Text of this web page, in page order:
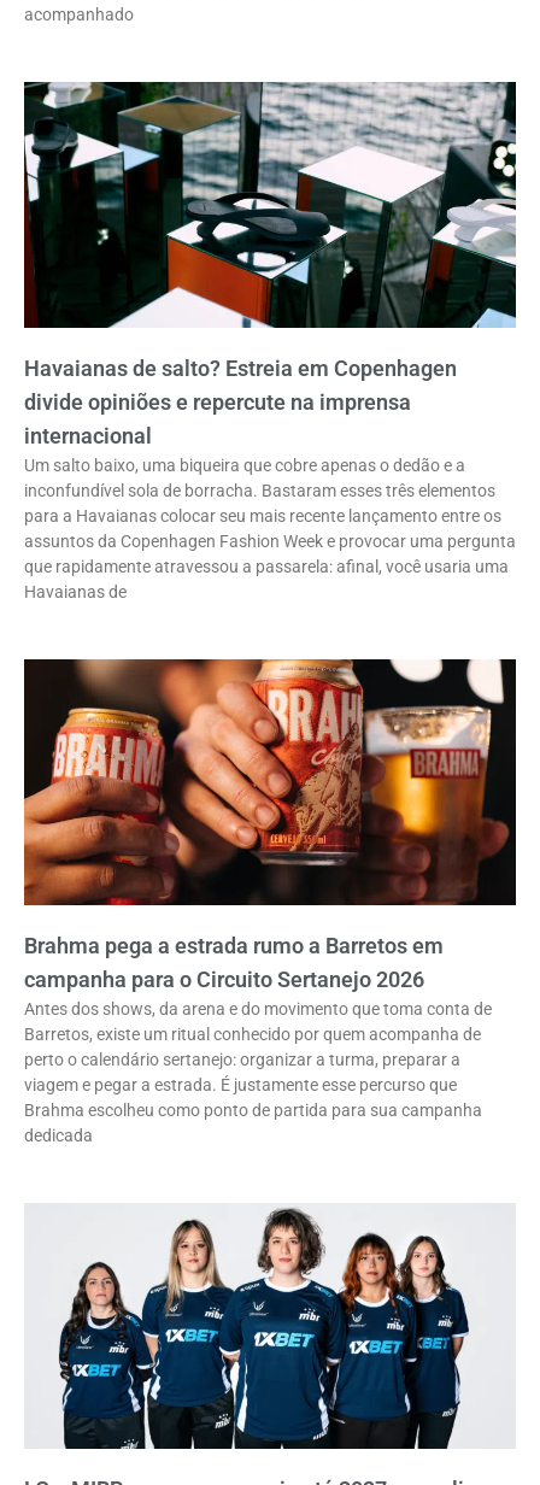
acompanhado
Havaianas de salto? Estreia em Copenhagen
divide opiniões e repercute na imprensa
internacional
Um salto baixo, uma biqueira que cobre apenas o dedão e a
inconfundível sola de borracha. Bastaram esses três elementos
para a Havaianas colocar seu mais recente lançamento entre os
assuntos da Copenhagen Fashion Week e provocar uma pergunta
que rapidamente atravessou a passarela: afinal, você usaria uma
Havaianas de
Brahma pega a estrada rumo a Barretos em
campanha para o Circuito Sertanejo 2026
Antes dos shows, da arena e do movimento que toma conta de
Barretos, existe um ritual conhecido por quem acompanha de
perto o calendário sertanejo: organizar a turma, preparar a
viagem e pegar a estrada. É justamente esse percurso que
Brahma escolheu como ponto de partida para sua campanha
dedicada